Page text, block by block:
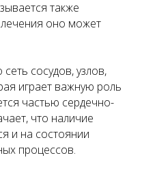
также
оно может
сосудов, узлов,
играет важную роль
частью сердечно-
что наличие
и на состоянии
процессов.